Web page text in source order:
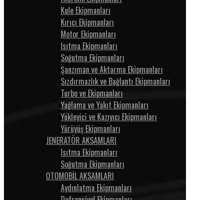
Kule Ekipmanları
Kırıcı Ekipmanları
Motor Ekipmanları
Isıtma Ekipmanları
Soğutma Ekipmanları
Şanzıman ve Aktarma Ekipmanları
Sızdırmazlık ve Bağlantı Ekipmanları
Turbo ve Ekipmanları
Yağlama ve Yakıt Ekipmanları
Yükleyici ve Kazıyıcı Ekipmanları
Yürüyüş Ekipmanları
JENERATÖR AKSAMLARI
Isıtma Ekipmanları
Soğutma Ekipmanları
OTOMOBİL AKSAMLARI
Aydınlatma Ekipmanları